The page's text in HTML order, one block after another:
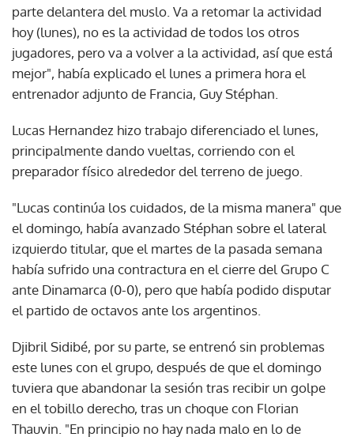
parte delantera del muslo. Va a retomar la actividad
hoy (lunes), no es la actividad de todos los otros
jugadores, pero va a volver a la actividad, así que está
mejor", había explicado el lunes a primera hora el
entrenador adjunto de Francia, Guy Stéphan.
Lucas Hernandez hizo trabajo diferenciado el lunes,
principalmente dando vueltas, corriendo con el
preparador físico alrededor del terreno de juego.
"Lucas continúa los cuidados, de la misma manera" que
el domingo, había avanzado Stéphan sobre el lateral
izquierdo titular, que el martes de la pasada semana
había sufrido una contractura en el cierre del Grupo C
ante Dinamarca (0-0), pero que había podido disputar
el partido de octavos ante los argentinos.
Djibril Sidibé, por su parte, se entrenó sin problemas
este lunes con el grupo, después de que el domingo
tuviera que abandonar la sesión tras recibir un golpe
en el tobillo derecho, tras un choque con Florian
Thauvin. "En principio no hay nada malo en lo de